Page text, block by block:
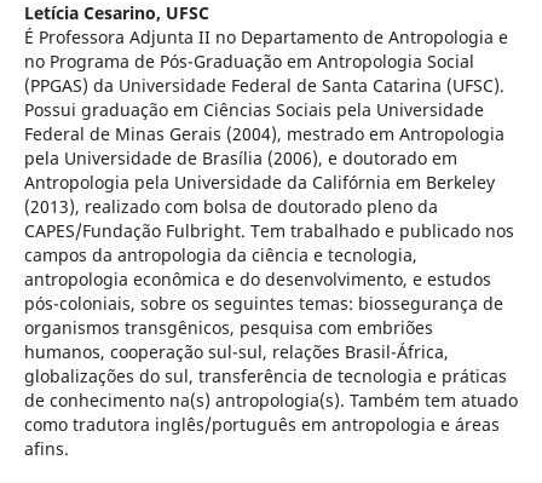
Letícia Cesarino, UFSC
É Professora Adjunta II no Departamento de Antropologia e
no Programa de Pós-Graduação em Antropologia Social
(PPGAS) da Universidade Federal de Santa Catarina (UFSC).
Possui graduação em Ciências Sociais pela Universidade
Federal de Minas Gerais (2004), mestrado em Antropologia
pela Universidade de Brasília (2006), e doutorado em
Antropologia pela Universidade da Califórnia em Berkeley
(2013), realizado com bolsa de doutorado pleno da
CAPES/Fundação Fulbright. Tem trabalhado e publicado nos
campos da antropologia da ciência e tecnologia,
antropologia econômica e do desenvolvimento, e estudos
pós-coloniais, sobre os seguintes temas: biossegurança de
organismos transgênicos, pesquisa com embriões
humanos, cooperação sul-sul, relações Brasil-África,
globalizações do sul, transferência de tecnologia e práticas
de conhecimento na(s) antropologia(s). Também tem atuado
como tradutora inglês/português em antropologia e áreas
afins.